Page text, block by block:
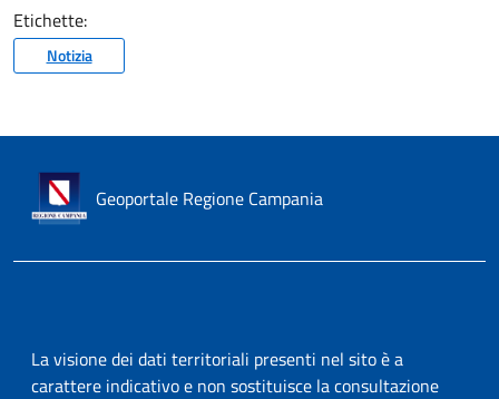
Etichette:
Notizia
Geoportale Regione Campania
La visione dei dati territoriali presenti nel sito è a
carattere indicativo e non sostituisce la consultazione